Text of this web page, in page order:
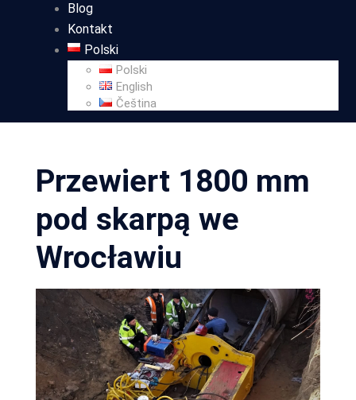
Blog
Kontakt
Polski
Polski
English
Čeština
Przewiert 1800 mm
pod skarpą we
Wrocławiu